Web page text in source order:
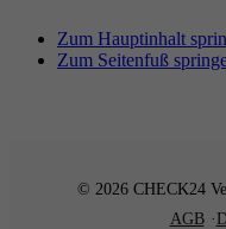
Zum Hauptinhalt
Zum Seitenfuß
© 2026 CHECK24
AGB